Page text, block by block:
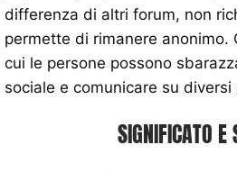
differenza di altri forum, non
permette di rimanere anonimo.
cui le persone possono
sociale e comunicare su diversi
SIGNIFICATO E